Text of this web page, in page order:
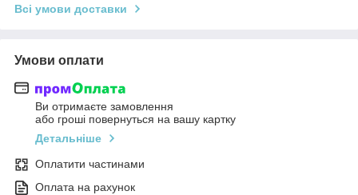
Всі умови доставки
Умови оплати
Ви отримаєте замовлення
або гроші повернуться на вашу картку
Детальніше
Оплатити частинами
Оплата на рахунок